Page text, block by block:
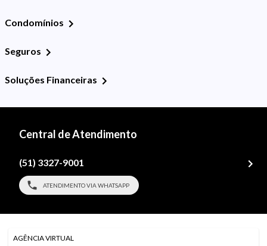
Condomínios
Seguros
Soluções Financeiras
Central de Atendimento
(51) 3327-9001
ATENDIMENTO VIA WHATSAPP
AGÊNCIA VIRTUAL